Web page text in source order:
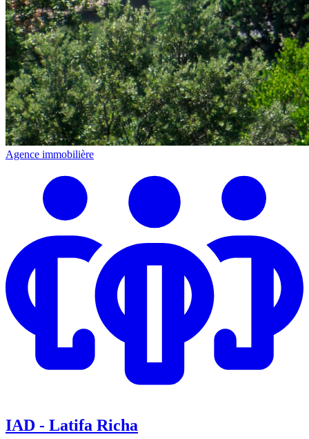
Agence immobilière
IAD - Latifa Richa